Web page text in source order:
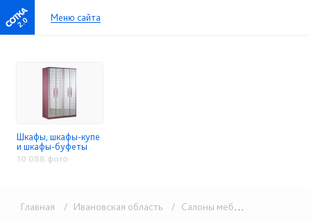
2.0 Меню сайта
Шкафы, шкафы-купе
и шкафы-буфеты
10 088 фото
Главная / Ивановская область / Салоны мебели